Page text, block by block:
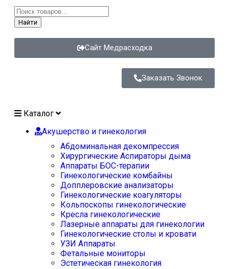
Найти
Сайт Медрасходка
Заказать Звонок
Каталог
Акушерство и гинекология
Абдоминальная декомпрессия
Хирургические Аспираторы дыма
Аппараты БОС-терапии
Гинекологические комбайны
Допплеровские анализаторы
Гинекологические коагуляторы
Кольпоскопы гинекологические
Кресла гинекологические
Лазерные аппараты для гинекологии
Гинекологические столы и кровати
УЗИ Аппараты
Фетальные мониторы
Эстетическая гинекология